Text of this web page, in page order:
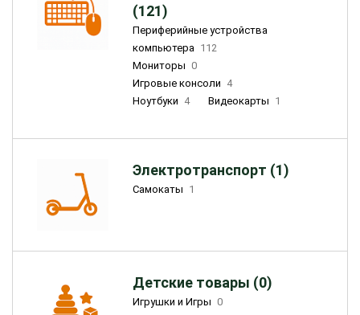
(121)
Периферийные устройства
компьютера 112
Мониторы 0
Игровые консоли 4
Ноутбуки 4 Видеокарты 1
Электротранспорт (1)
Самокаты 1
Детские товары (0)
Игрушки и Игры 0